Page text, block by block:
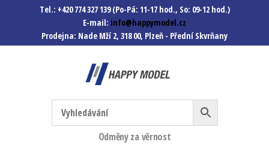
Tel.: +420 774 327 139 (Po-Pá: 11-17 hod., So: 09-12 hod.)
E-mail: info@happymodel.cz
Prodejna: Nade Mží 2, 318 00, Plzeň - Přední Skvrňany
Happymodel.cz
Modely autíček, modelová
železnice, mašinky, vagóny a
mnohem víc.
Odměny za věrnost